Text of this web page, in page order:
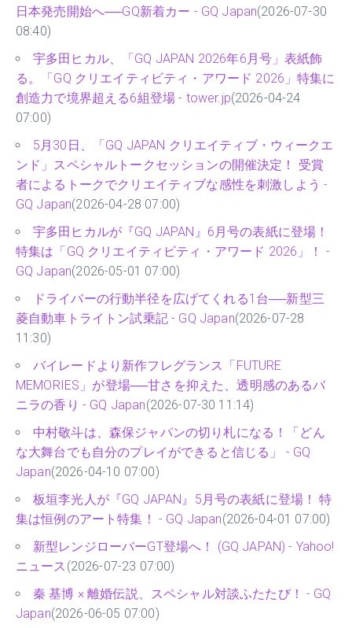
日本発売開始へ──GQ新着カー - GQ Japan(2026-07-30
08:40)
宇多田ヒカル、「GQ JAPAN 2026年6月号」表紙飾
る。「GQ クリエイティビティ・アワード 2026」特集に
創造力で境界超える6組登場 - tower.jp(2026-04-24
07:00)
5月30日、「GQ JAPAN クリエイティブ・ウィークエ
ンド」スペシャルトークセッションの開催決定！ 受賞
者によるトークでクリエイティブな感性を刺激しよう -
GQ Japan(2026-04-28 07:00)
宇多田ヒカルが『GQ JAPAN』6月号の表紙に登場！
特集は「GQ クリエイティビティ・アワード 2026」！ -
GQ Japan(2026-05-01 07:00)
ドライバーの行動半径を広げてくれる1台──新型三
菱自動車トライトン試乗記 - GQ Japan(2026-07-28
11:30)
バイレードより新作フレグランス「FUTURE
MEMORIES」が登場──甘さを抑えた、透明感のあるバ
ニラの香り - GQ Japan(2026-07-30 11:14)
中村敬斗は、森保ジャパンの切り札になる！「どん
な大舞台でも自分のプレイができると信じる」 - GQ
Japan(2026-04-10 07:00)
板垣李光人が『GQ JAPAN』5月号の表紙に登場！ 特
集は恒例のアート特集！ - GQ Japan(2026-04-01 07:00)
新型レンジローバーGT登場へ！ (GQ JAPAN) - Yahoo!
ニュース (2026-07-23 07:00)
秦 基博 × 離婚伝説、スペシャル対談ふたたび！ - GQ
Japan(2026-06-05 07:00)